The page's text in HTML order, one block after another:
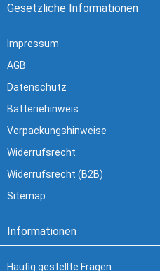
Gesetzliche Informationen
Impressum
AGB
Datenschutz
Batteriehinweis
Verpackungshinweise
Widerrufsrecht
Widerrufsrecht (B2B)
Sitemap
Informationen
Häufig gestellte Fragen